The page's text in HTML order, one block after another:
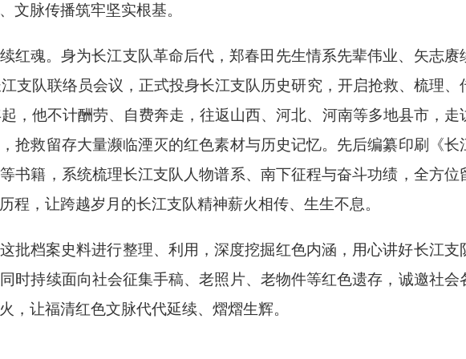
文脉传播筑牢坚实根基。
红魂。身为长江支队革命后代，郑春田先生情系先辈伟业、矢志赓
支队联络员会议，正式投身长江支队历史研究，开启抢救、梳理、
，他不计酬劳、自费奔走，往返山西、河北、河南等多地县市，走
抢救留存大量濒临湮灭的红色素材与历史记忆。先后编纂印刷《长
书籍，系统梳理长江支队人物谱系、南下征程与奋斗功绩，全方位
程，让跨越岁月的长江支队精神薪火相传、生生不息。
批档案史料进行整理、利用，深度挖掘红色内涵，用心讲好长江支
时持续面向社会征集手稿、老照片、老物件等红色遗存，诚邀社会
，让福清红色文脉代代延续、熠熠生辉。